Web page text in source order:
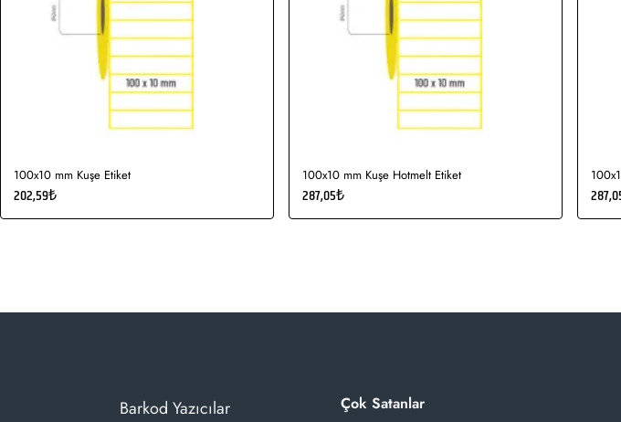
100x10 mm Kuşe Etiket
202,59₺
100x10 mm Kuşe Hotmelt Etiket
287,05₺
Barkod Yazıcılar Çok Satanlar